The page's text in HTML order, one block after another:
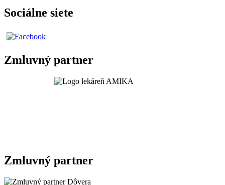
Sociálne siete
Zmluvný partner
Zmluvný partner